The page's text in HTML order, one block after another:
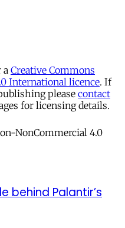
a Creative Commons
International licence. If
please contact
for licensing details.
behind Palantir’s